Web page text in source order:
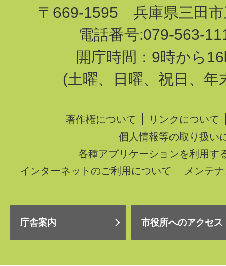
〒669-1595 兵庫県三田市
電話番号:079-563-
開庁時間：9時から
(土曜、日曜、祝日、年
著作権について
リンクについて
個人情報等の取り扱い
各種アプリケーションを利用す
インターネットのご利用について
メンテ
庁舎案内 市役所へのアクセス